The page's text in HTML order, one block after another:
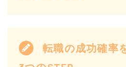
転職の成功確率